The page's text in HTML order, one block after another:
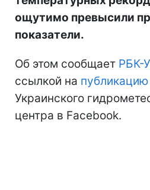
ощутимо превысили
показатели.
Об этом сообщает РБК-
ссылкой на публикацию
Украинского
центра в Facebook.